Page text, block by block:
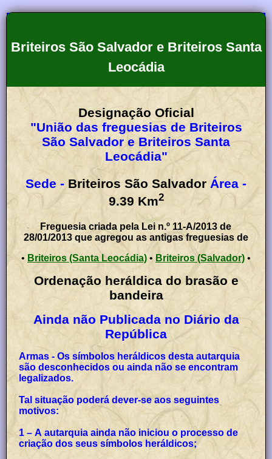
Briteiros São Salvador e Briteiros Santa
Leocádia
Designação Oficial
"União das freguesias de Briteiros
São Salvador e Briteiros Santa
Leocádia"
Sede - Briteiros São Salvador Área -
9.39 Km2
Freguesia criada pela Lei n.º 11-A/2013 de
28/01/2013 que agregou as antigas freguesias de
•
Briteiros (Santa Leocádia) • Briteiros (Salvador) •
Ordenação heráldica do brasão e
bandeira
Ainda não Publicada no Diário da
República
Armas - Os símbolos heráldicos desta autarquia
são desconhecidos ou ainda não se encontram
legalizados.
Tal situação poderá dever-se aos seguintes
motivos:
1 – A autarquia ainda não iniciou o processo de
criação dos seus símbolos heráldicos;